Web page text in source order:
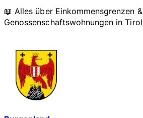
📖 Alles über Einkommensgrenzen &
Genossenschaftswohnungen inTirol